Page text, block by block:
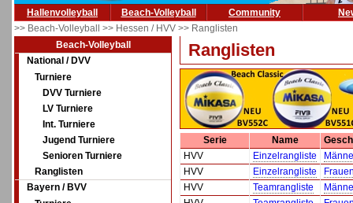
Hallenvolleyball Beach-Volleyball Community
>> Beach-Volleyball >> Hessen / HVV >> Ranglisten
Beach-Volleyball
National / DVV
Turniere
DVV Turniere
LV Turniere
Int. Turniere
Jugend Turniere
Senioren Turniere
Ranglisten
Bayern / BVV
Ranglisten
Serie Name
HVV
Einzelrangliste
HVV
Einzelrangliste
HVV
Teamrangliste